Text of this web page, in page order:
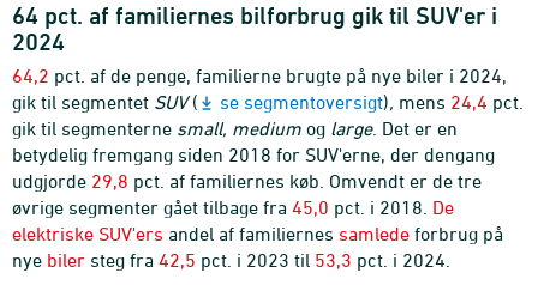
64 pct. af familiernes bilforbrug gik til SUV'er i
2024
64,2 pct. af de penge, familierne brugte på nye biler i 2024,
gik til segmentet SUV( se segmentoversigt), mens 24,4 pct.
gik til segmenterne small, medium og large. Det er en
betydelig fremgang siden 2018 for SUV'erne, der dengang
udgjorde 29,8 pct. af familiernes køb. Omvendt er de tre
øvrige segmenter gået tilbage fra 45,0 pct. i 2018. De
elektriske SUV'ers andel af familiernes samlede forbrug på
nye biler steg fra 42,5 pct. i 2023 til 53,3 pct. i 2024.